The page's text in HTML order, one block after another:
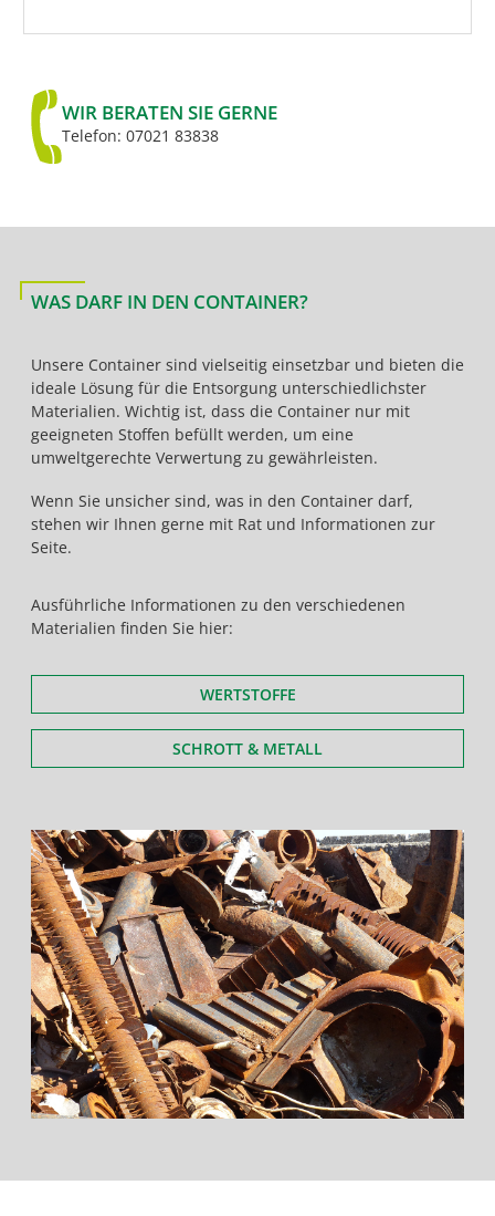
WIR BERATEN SIE GERNE
Telefon: 07021 83838
WAS DARF IN DEN CONTAINER?
Unsere Container sind vielseitig einsetzbar und bieten die
ideale Lösung für die Entsorgung unterschiedlichster
Materialien. Wichtig ist, dass die Container nur mit
geeigneten Stoffen befüllt werden, um eine
umweltgerechte Verwertung zu gewährleisten.
Wenn Sie unsicher sind, was in den Container darf,
stehen wir Ihnen gerne mit Rat und Informationen zur
Seite.
Ausführliche Informationen zu den verschiedenen
Materialien finden Sie hier:
WERTSTOFFE
SCHROTT & METALL